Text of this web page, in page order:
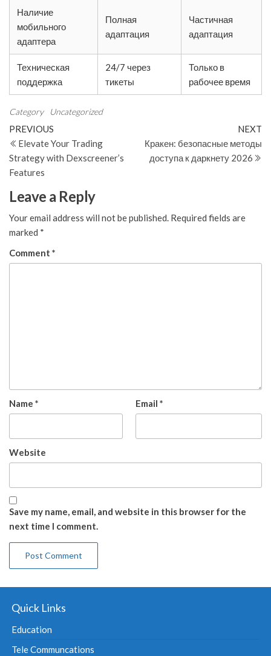
Наличие
мобильного
адаптера
Полная
адаптация
Частичная
адаптация
Техническая
поддержка
24/7 через
тикеты
Только в
рабочее время
Category Uncategorized
Post
navigation
Previous
Post
PREVIOUS
Elevate Your Trading
Strategy with Dexscreener’s
Features
NEXT
Кракен: безопасные методы
доступа к даркнету 2026
Leave a Reply
Your email address will not be published. Required fields are
marked *
Comment *
Name * Email *
Website
Save my name, email, and website in this browser for the
next time I comment.
Quick Links
Education
Tele Communcations